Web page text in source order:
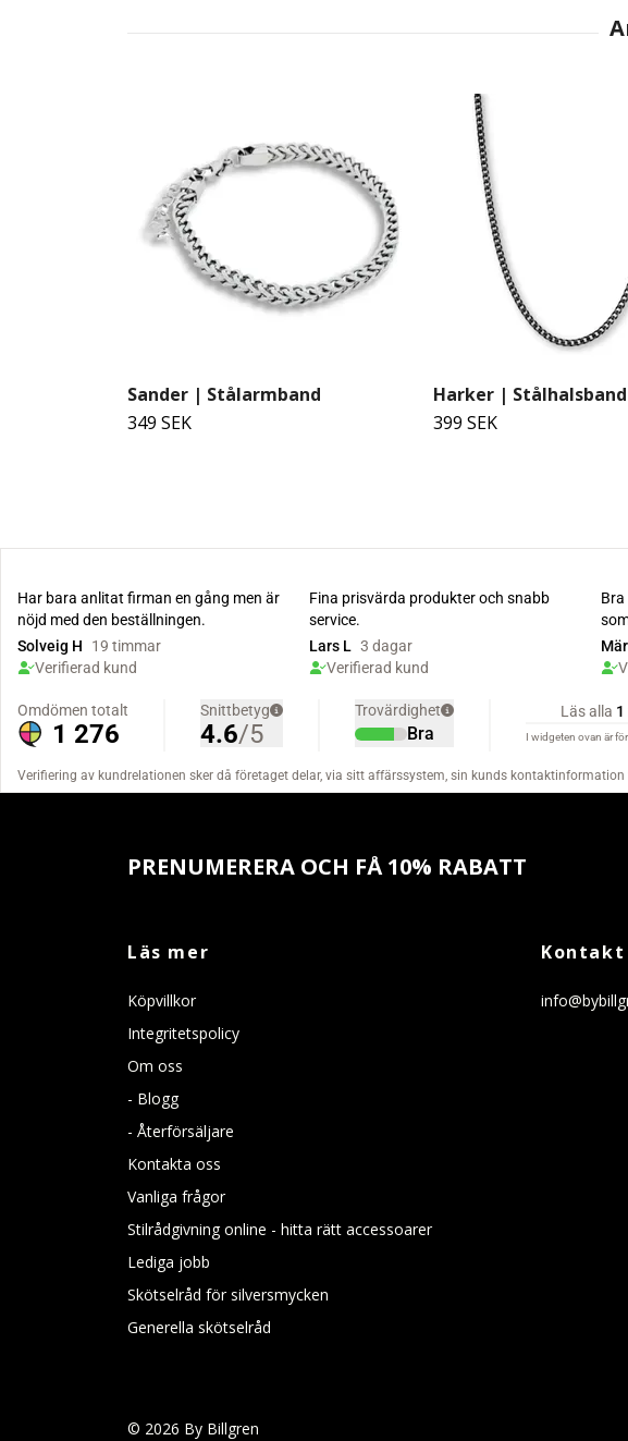
Sander | Stålarmband
349 SEK
Harker |
399 SEK
PRENUMERERA OCH FÅ 10% RABATT
Läs mer
Köpvillkor
Integritetspolicy
Om oss
- Blogg
- Återförsäljare
Kontakta oss
Vanliga frågor
Stilrådgivning online - hitta rätt accessoarer
Lediga jobb
Skötselråd för silversmycken
Generella skötselråd
Kontakt
© 2026 By Billgren